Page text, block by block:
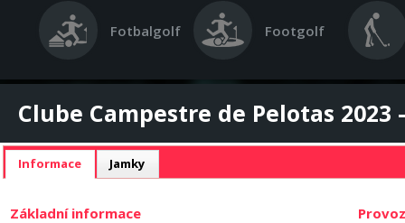
Fotbalgolf Footgolf
Clube Campestre de Pelotas
Informace Jamky
Základní informace